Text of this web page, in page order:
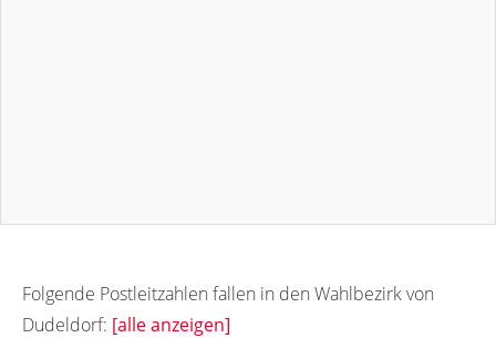
Folgende Postleitzahlen fallen in den Wahlbezirk von
Dudeldorf: [alle anzeigen]